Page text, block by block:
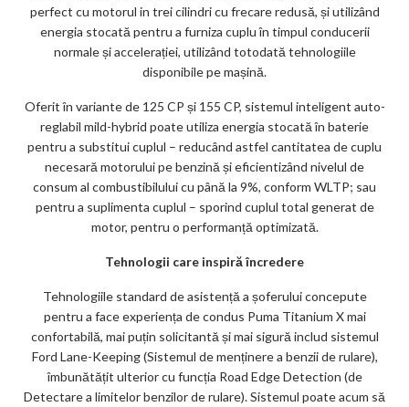
perfect cu motorul in trei cilindri cu frecare redusă, și utilizând
energia stocată pentru a furniza cuplu în timpul conducerii
normale și accelerației, utilizând totodată tehnologiile
disponibile pe mașină.
Oferit în variante de 125 CP și 155 CP, sistemul inteligent auto-
reglabil mild-hybrid poate utiliza energia stocată în baterie
pentru a substitui cuplul – reducând astfel cantitatea de cuplu
necesară motorului pe benzină și eficientizând nivelul de
consum al combustibilului cu până la 9%, conform WLTP; sau
pentru a suplimenta cuplul – sporind cuplul total generat de
motor, pentru o performanță optimizată.
Tehnologii care inspiră încredere
Tehnologiile standard de asistență a șoferului concepute
pentru a face experiența de condus Puma Titanium X mai
confortabilă, mai puțin solicitantă și mai sigură includ sistemul
Ford Lane-Keeping (Sistemul de menținere a benzii de rulare),
îmbunătățit ulterior cu funcția Road Edge Detection (de
Detectare a limitelor benzilor de rulare). Sistemul poate acum să